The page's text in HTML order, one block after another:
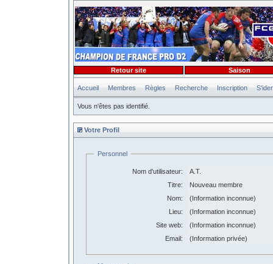
Accueil Membres Règles Recherche Inscription
Vous n'êtes pas identifié.
Retour site Saison
Votre Profil
Personnel
Nom d'utilisateur:
A.T.
Titre:
Nouveau membre
Nom:
(Information inconnue)
Lieu:
(Information inconnue)
Site web:
(Information inconnue)
Email:
(Information privée)